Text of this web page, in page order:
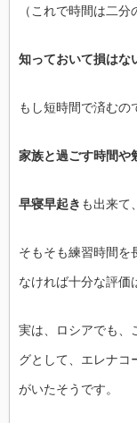
（これで時間は二分
知っておいて損はな
もし短時間で済むの
家族と過ごす時間や
早寝早起き も出来て、
そもそも練習時間を
なければ十分な評価
実は、ロシアでも、
グとして、エレナコ
がいたそうです。